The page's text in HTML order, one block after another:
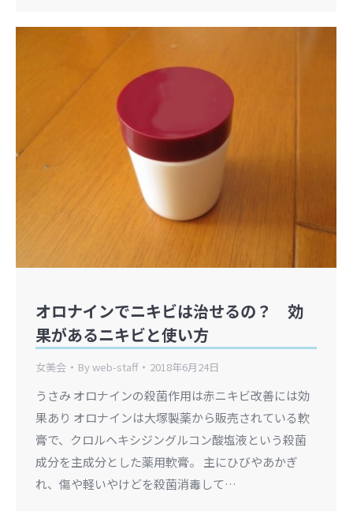
オロナインでニキビは治せるの？ 効
果があるニキビと使い方
女美会 Byweb-staff 2018年6月24日
うさみ オロナインの殺菌作用は赤ニキビ改善には効
果あり オロナインは大塚製薬から販売されている軟
膏で、クロルヘキシジングルコン酸塩液という殺菌
成分を主成分とした薬用軟膏。 主にひびやあかぎ
れ、傷や軽いやけどを殺菌消毒して…